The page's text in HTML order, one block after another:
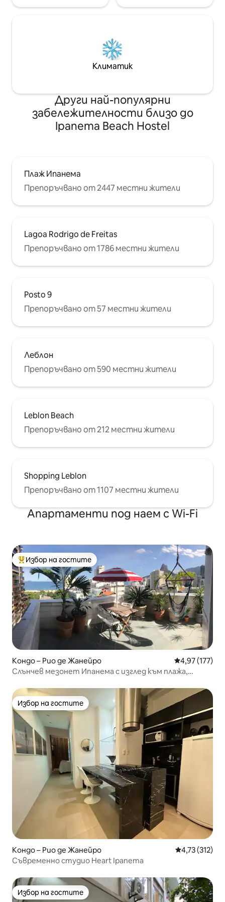
Климатик
Други най-популярни
забележителности близо до
Ipanema Beach Hostel
Плаж Ипанема
Препоръчвано от 2447 местни жители
Lagoa Rodrigo de Freitas
Препоръчвано от 1786 местни жители
Posto 9
Препоръчвано от 57 местни жители
Леблон
Препоръчвано от 590 местни жители
Leblon Beach
Препоръчвано от 212 местни жители
Shopping Leblon
Препоръчвано от 1107 местни жители
Апартаменти под наем с Wi-Fi
Най-популярен избор на гостите
Избор на гостите
Кондо – Рио де Жанейро Средна
4,97 (177)
Слънчев мезонет Ипанема с изглед към плажа,
Избор на гостите
Избор на гостите
Кондо – Рио де Жанейро Средна
4,73 (312)
Съвременно студио Heart Ipanema
Избор на гостите
Избор на гостите